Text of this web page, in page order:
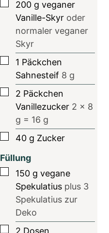
▢
200 g veganer
Vanille-Skyr oder
normaler veganer
Skyr
▢
1 Päckchen
Sahnesteif 8 g
▢
2 Päckchen
Vanillezucker 2 x 8
g = 16 g
▢
40 g Zucker
Füllung
▢
150 g vegane
Spekulatius plus 3
Spekulatius zur
Deko
▢
2 Dosen